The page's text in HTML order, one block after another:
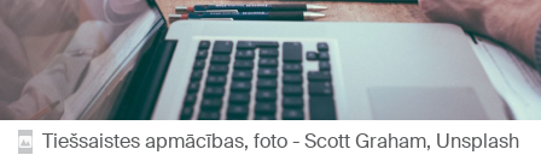
Tiešsaistes apmācības, foto - Scott Graham, Unsplash